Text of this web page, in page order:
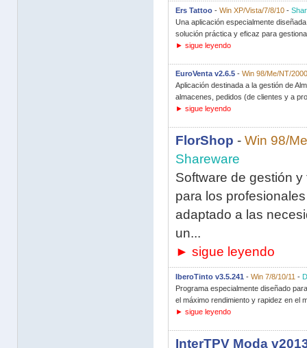
Ers Tattoo - Win XP/Vista/7/8/10 -
Una aplicación especialmente
solución práctica y eficaz para
► sigue leyendo
EuroVenta v2.6.5 - Win 98/Me/NT/
Aplicación destinada a la gestión de
almacenes, pedidos (de clientes y a
► sigue leyendo
FlorShop - Win 98/
Shareware
Software de gestión
para los
adaptado a las
un...
► sigue leyendo
IberoTinto v3.5.241 - Win 7/8/10/11 -
Programa especialmente diseñado
el máximo rendimiento y rapidez en el
► sigue leyendo
InterTPV Moda